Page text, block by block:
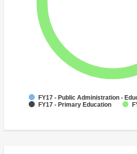
FY17 - Public Administration -
FY17 - Primary Education